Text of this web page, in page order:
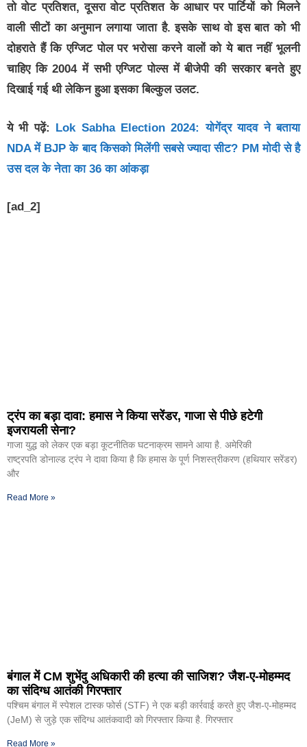
तो वोट प्रतिशत, दूसरा वोट प्रतिशत के आधार पर पार्टियों को मिलने
वाली सीटों का अनुमान लगाया जाता है. इसके साथ वो इस बात को भी
दोहराते हैं कि एग्जिट पोल पर भरोसा करने वालों को ये बात नहीं भूलनी
चाहिए कि 2004 में सभी एग्जिट पोल्स में बीजेपी की सरकार बनते हुए
दिखाई गई थी लेकिन हुआ इसका बिल्कुल उलट.
ये भी पढ़ें: Lok Sabha Election 2024: योगेंद्र यादव ने बताया
NDA में BJP के बाद किसको मिलेंगी सबसे ज्यादा सीट? PM मोदी से है
उस दल के नेता का 36 का आंकड़ा
[ad_2]
ट्रंप का बड़ा दावा: हमास ने किया सरेंडर, गाजा से पीछे हटेगी
इजरायली सेना?
गाजा युद्ध को लेकर एक बड़ा कूटनीतिक घटनाक्रम सामने आया है. अमेरिकी
राष्ट्रपति डोनाल्ड ट्रंप ने दावा किया है कि हमास के पूर्ण निशस्त्रीकरण (हथियार सरेंडर)
और
Read More »
बंगाल में CM शुभेंदु अधिकारी की हत्या की साजिश? जैश-ए-मोहम्मद
का संदिग्ध आतंकी गिरफ्तार
पश्चिम बंगाल में स्पेशल टास्क फोर्स (STF) ने एक बड़ी कार्रवाई करते हुए जैश-ए-मोहम्मद
(JeM) से जुड़े एक संदिग्ध आतंकवादी को गिरफ्तार किया है. गिरफ्तार
Read More »